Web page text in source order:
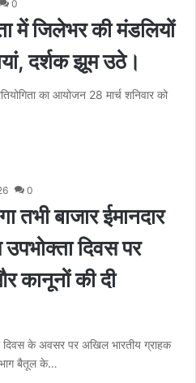
0
में जिलेभर की मंडलियों
दर्शक झूम उठे।
का आयोजन 28 मार्च शनिवार को
0
तभी बाजार ईमानदार
दिवस पर
कानूनों की दी
दिवस के अवसर पर अखिल भारतीय ग्राहक
बैतूल के…